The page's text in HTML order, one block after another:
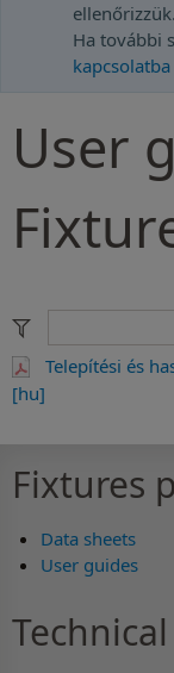
ellenőrizzük.
Ha további
User
Telepítési és
[hu]
Fixtures
Data sheets
User guides